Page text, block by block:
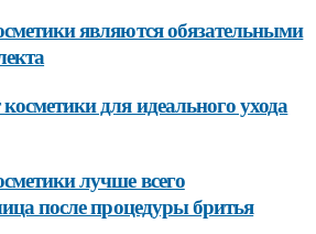
являются обязательными
для идеального ухода
лучше всего
после процедуры бритья